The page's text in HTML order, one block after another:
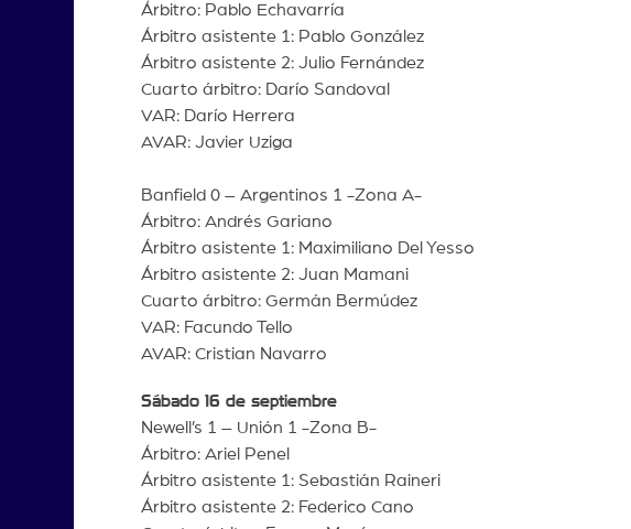
Árbitro: Pablo Echavarría
Árbitro asistente 1: Pablo González
Árbitro asistente 2: Julio Fernández
Cuarto árbitro: Darío Sandoval
VAR: Darío Herrera
AVAR: Javier Uziga
Banfield 0 – Argentinos 1 -Zona A-
Árbitro: Andrés Gariano
Árbitro asistente 1: Maximiliano Del Yesso
Árbitro asistente 2: Juan Mamani
Cuarto árbitro: Germán Bermúdez
VAR: Facundo Tello
AVAR: Cristian Navarro
Sábado 16 de septiembre
Newell’s 1 – Unión 1 -Zona B-
Árbitro: Ariel Penel
Árbitro asistente 1: Sebastián Raineri
Árbitro asistente 2: Federico Cano